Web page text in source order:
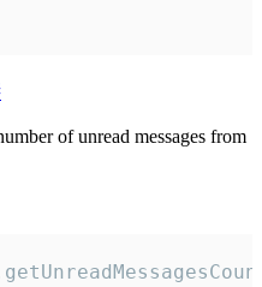
of unread messages from